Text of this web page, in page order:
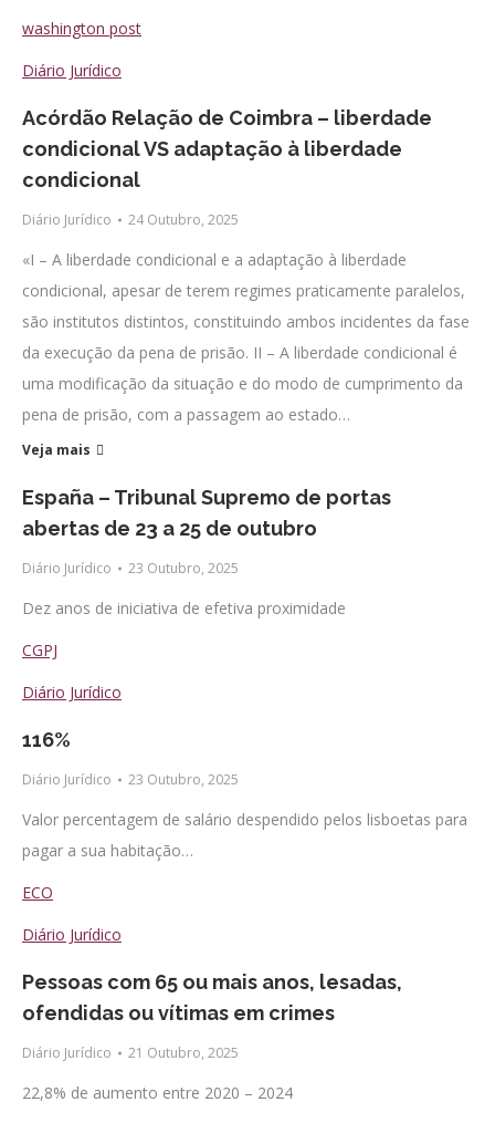
washington post
Diário Jurídico
Acórdão Relação de Coimbra – liberdade
condicional VS adaptação à liberdade
condicional
Diário Jurídico 24 Outubro, 2025
«I – A liberdade condicional e a adaptação à liberdade
condicional, apesar de terem regimes praticamente paralelos,
são institutos distintos, constituindo ambos incidentes da fase
da execução da pena de prisão. II – A liberdade condicional é
uma modificação da situação e do modo de cumprimento da
pena de prisão, com a passagem ao estado…
Veja mais
España – Tribunal Supremo de portas
abertas de 23 a 25 de outubro
Diário Jurídico 23 Outubro, 2025
Dez anos de iniciativa de efetiva proximidade
CGPJ
Diário Jurídico
116%
Diário Jurídico 23 Outubro, 2025
Valor percentagem de salário despendido pelos lisboetas para
pagar a sua habitação…
ECO
Diário Jurídico
Pessoas com 65 ou mais anos, lesadas,
ofendidas ou vítimas em crimes
Diário Jurídico 21 Outubro, 2025
22,8% de aumento entre 2020 – 2024